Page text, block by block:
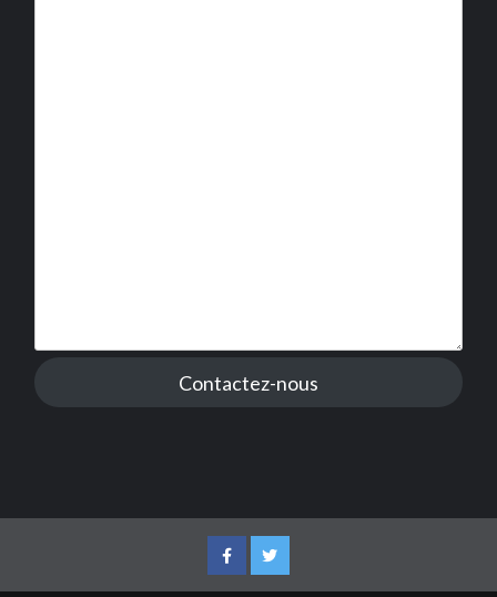
Contactez-nous
FacebookTwitter